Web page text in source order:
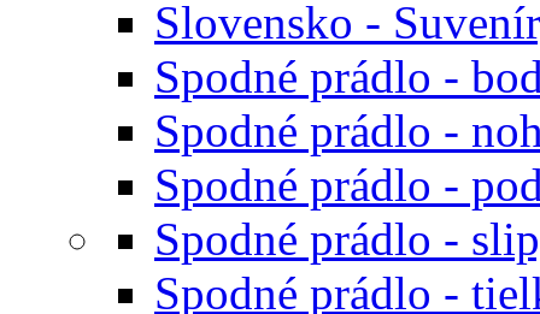
Slovensko -
Spodné prádlo -
Spodné prádlo -
Spodné prádlo -
Spodné prádlo -
Spodné prádlo -